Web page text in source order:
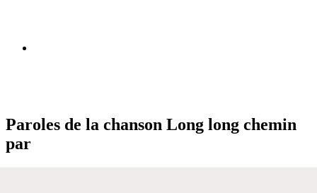
Paroles de la chanson Long long chemin
par